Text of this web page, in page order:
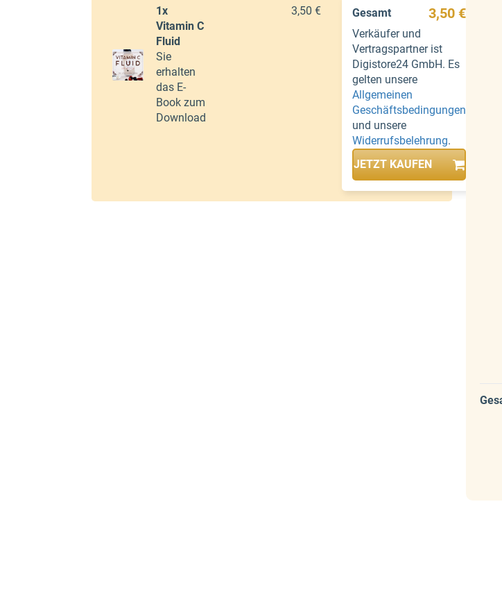
1x
Vitamin C
Fluid
Sie
erhalten
das E-
Book zum
Download
3,50 € Gesamt 3,50 €
Verkäufer und
Vertragspartner ist
Digistore24 GmbH. Es
gelten unsere
Allgemeinen
Geschäftsbedingungen
und unsere
Widerrufsbelehrung.
JETZT KAUFEN